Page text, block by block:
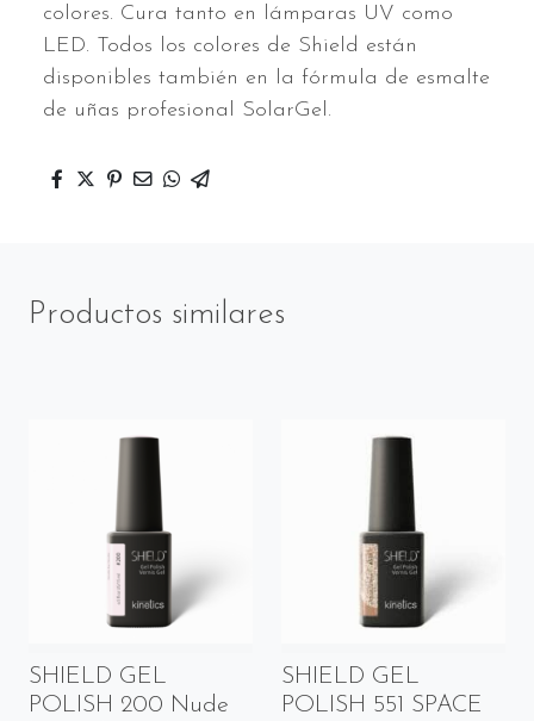
colores. Cura tanto en lámparas UV como
LED. Todos los colores de Shield están
disponibles también en la fórmula de esmalte
de uñas profesional SolarGel.
Productos similares
SHIELD GEL
POLISH 200 Nude
SHIELD GEL
POLISH 551 SPACE